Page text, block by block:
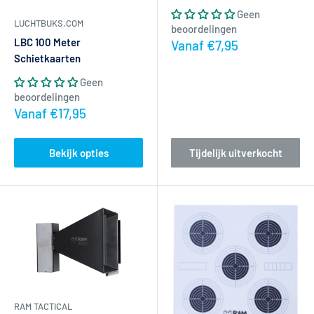
LUCHTBUKS.COM
LBC 100 Meter
Schietkaarten
Geen
beoordelingen
Actieprijs
Vanaf €17,95
Bekijk opties
Geen
beoordelingen
Actieprijs
Vanaf €7,95
Tijdelijk uitverkocht
RAM TACTICAL